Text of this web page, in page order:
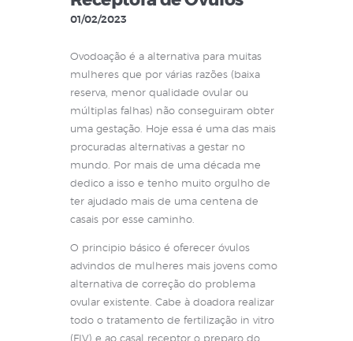
01/02/2023
Ovodoação é a alternativa para muitas
mulheres que por várias razões (baixa
reserva, menor qualidade ovular ou
múltiplas falhas) não conseguiram obter
uma gestação. Hoje essa é uma das mais
procuradas alternativas a gestar no
mundo. Por mais de uma década me
dedico a isso e tenho muito orgulho de
ter ajudado mais de uma centena de
casais por esse caminho.
O principio básico é oferecer óvulos
advindos de mulheres mais jovens como
alternativa de correção do problema
ovular existente. Cabe à doadora realizar
todo o tratamento de fertilização in vitro